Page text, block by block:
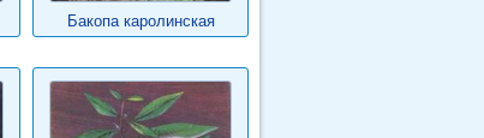
Бакопа каролинская